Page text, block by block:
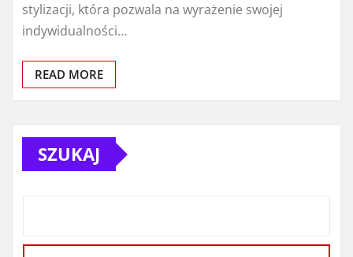
stylizacji, która pozwala na wyrażenie swojej
indywidualności…
READ MORE
SZUKAJ